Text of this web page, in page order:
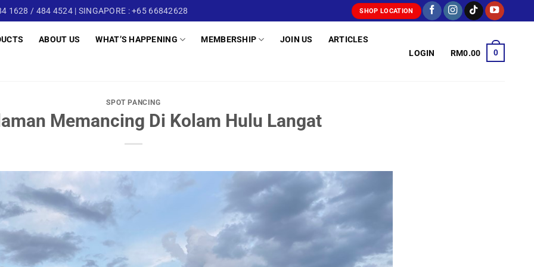
1628 / 484 4524 | SINGAPORE : +65 66842628 SHOP LOCATION
ABOUT US WHAT’S HAPPENING MEMBERSHIP JOIN US ARTICLES
LOGIN RM0.00 0
SPOT PANCING
Memancing Di Kolam Hulu Langat